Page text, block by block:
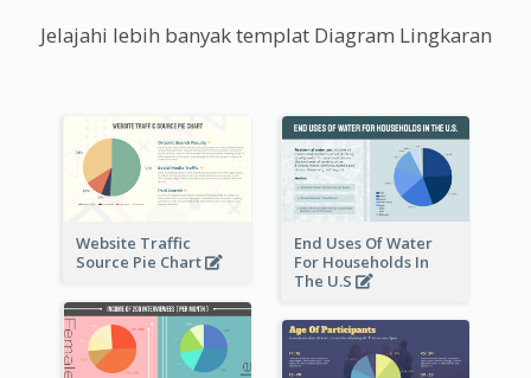
Jelajahi lebih banyak templat Diagram Lingkaran
Website Traffic
Source Pie Chart
End Uses Of Water
For Households In
The U.S